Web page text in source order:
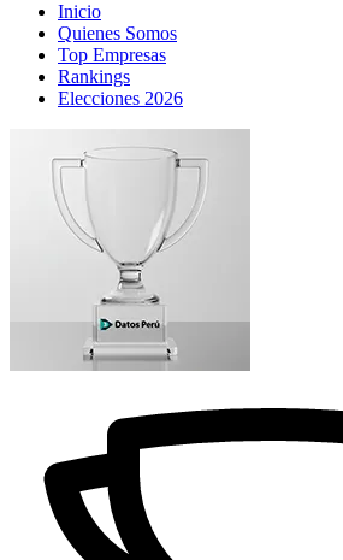
Inicio
Quienes Somos
Top Empresas
Rankings
Elecciones 2026